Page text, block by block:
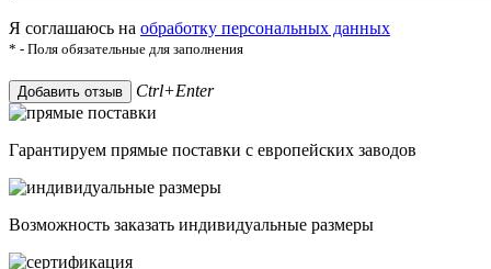
Я соглашаюсь на обработку персональных данных
* - Поля обязательные для заполнения
Добавить отзыв Ctrl+Enter
Гарантируем прямые поставки с европейских заводов
Возможность заказать индивидуальные размеры